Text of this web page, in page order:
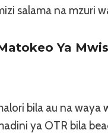
salama na mzuri
Ya
bila au na waya
ya OTR bila